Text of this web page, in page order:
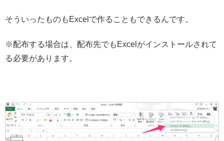
そういったものもExcelで作ることもできるんです。
※配布する場合は、配布先でもExcelがインストールされて
る必要があります。